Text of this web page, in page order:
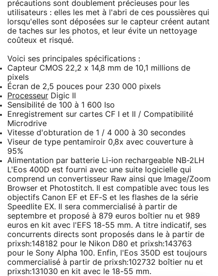
précautions sont doublement précieuses pour les
utilisateurs : elles les met à l'abri de ces poussières qui
lorsqu'elles sont déposées sur le capteur créent autant
de taches sur les photos, et leur évite un nettoyage
coûteux et risqué.
Voici ses principales spécifications :
Capteur CMOS 22,2 x 14,8 mm de 10,1 millions de
pixels
Écran de 2,5 pouces pour 230 000 pixels
Processeur Digic II
Sensibilité de 100 à 1 600 Iso
Enregistrement sur cartes CF I et II / Compatibilité
Microdrive
Vitesse d'obturation de 1 / 4 000 à 30 secondes
Viseur de type pentamiroir 0,8x avec couverture à
95%
Alimentation par batterie Li-ion rechargeable NB-2LH
L'Eos 400D est fourni avec une suite logicielle qui
comprend un convertisseur Raw ainsi que Image/Zoom
Browser et Photostitch. Il est compatible avec tous les
objectifs Canon EF et EF-S et les flashes de la série
Speedlite EX. Il sera commercialisé à partir de
septembre et proposé à 879 euros boîtier nu et 989
euros en kit avec l'EFS 18-55 mm. A titre indicatif, ses
concurrents directs sont proposés dans le à partir de
prixsh:148182 pour le Nikon D80 et prixsh:143763
pour le Sony Alpha 100. Enfin, l'Eos 350D est toujours
commercialisé à partir de prixsh:102732 boîtier nu et
prixsh:131030 en kit avec le 18-55 mm.